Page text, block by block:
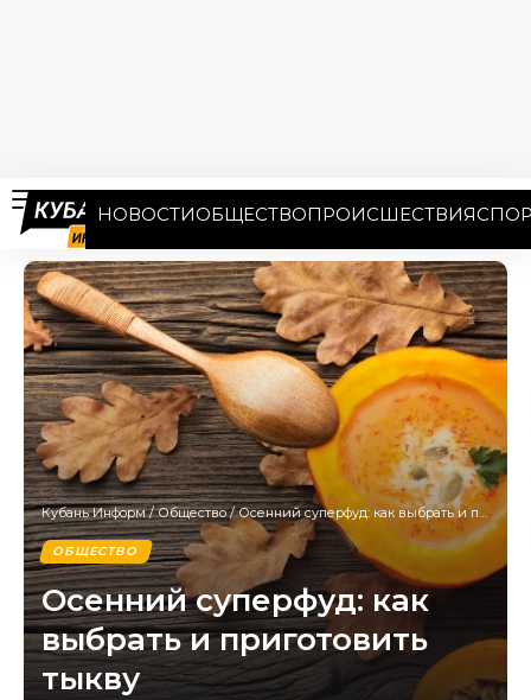
НОВОСТИОБЩЕСТВОПРОИСШЕСТВИЯ
Кубань Информ/Общество/Осенний суперфуд: как выбрать и приготовить тыкву
ОБЩЕСТВО
Осенний суперфуд: как
выбрать и приготовить
тыкву